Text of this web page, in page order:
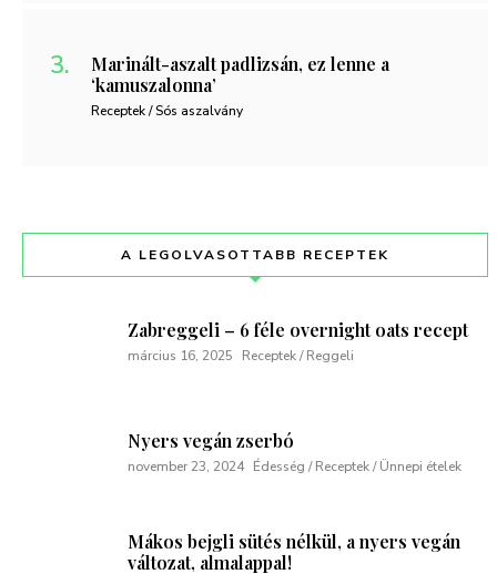
Marinált-aszalt padlizsán, ez lenne a
‘kamuszalonna’
Receptek / Sós aszalvány
A LEGOLVASOTTABB RECEPTEK
Zabreggeli – 6 féle overnight oats recept
március 16, 2025 Receptek / Reggeli
Nyers vegán zserbó
november 23, 2024 Édesség / Receptek / Ünnepi ételek
Mákos bejgli sütés nélkül, a nyers vegán
változat, almalappal!